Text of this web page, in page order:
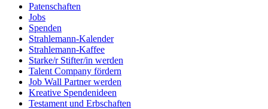
Patenschaften
Jobs
Spenden
Strahlemann-Kalender
Strahlemann-Kaffee
Starke/r Stifter/in werden
Talent Company fördern
Job Wall Partner werden
Kreative Spendenideen
Testament und Erbschaften